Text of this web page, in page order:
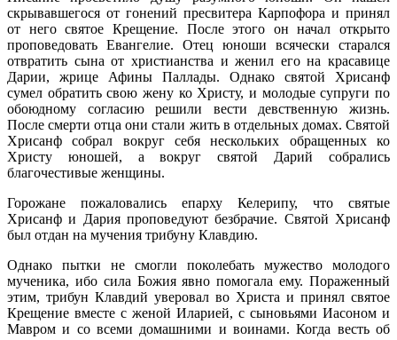
скрывавшегося от гонений пресвитера Карпофора и принял
от него святое Крещение. После этого он начал открыто
проповедовать Евангелие. Отец юноши всячески старался
отвратить сына от христианства и женил его на красавице
Дарии, жрице Афины Паллады. Однако святой Хрисанф
сумел обратить свою жену ко Христу, и молодые супруги по
обоюдному согласию решили вести девственную жизнь.
После смерти отца они стали жить в отдельных домах. Святой
Хрисанф собрал вокруг себя нескольких обращенных ко
Христу юношей, а вокруг святой Дарий собрались
благочестивые женщины.
Горожане пожаловались епарху Келерипу, что святые
Хрисанф и Дария проповедуют безбрачие. Святой Хрисанф
был отдан на мучения трибуну Клавдию.
Однако пытки не смогли поколебать мужество молодого
мученика, ибо сила Божия явно помогала ему. Пораженный
этим, трибун Клавдий уверовал во Христа и принял святое
Крещение вместе с женой Иларией, с сыновьями Иасоном и
Мавром и со всеми домашними и воинами. Когда весть об